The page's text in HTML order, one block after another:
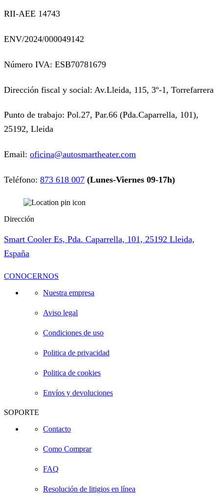
RII-AEE 14743
ENV/2024/000049142
Número IVA: ESB70781679
Dirección fiscal y social: Av.Lleida, 115, 3º-1, Torrefarrera
Punto de trabajo: Pol.27, Par.66 (Pda.Caparrella, 101),
25192, Lleida
Email: oficina@autosmartheater.com
Teléfono: 873 618 007 (Lunes-Viernes 09-17h)
Dirección
Smart Cooler Es, Pda. Caparrella, 101, 25192 Lleida,
España
CONOCERNOS
Nuestra empresa
Aviso legal
Condiciones de uso
Politica de privacidad
Politica de cookies
Envíos y devoluciones
SOPORTE
Contacto
Como Comprar
FAQ
Resolución de litigios en línea